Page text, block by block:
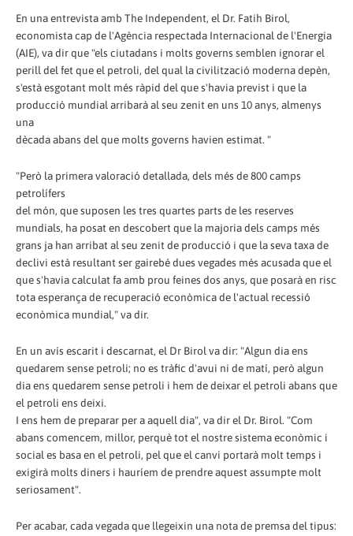
En una entrevista amb The Independent, el Dr. Fatih Birol,
economista cap de l'Agència respectada Internacional de l'Energia
(AIE), va dir que "els ciutadans i molts governs semblen ignorar el
perill del fet que el petroli, del qual la civilització moderna depèn,
s'està esgotant molt més ràpid del que s'havia previst i que la
producció mundial arribarà al seu zenit en uns 10 anys, almenys
una
dècada abans del que molts governs havien estimat. "
"Però la primera valoració detallada, dels més de 800 camps
petrolífers
del món, que suposen les tres quartes parts de les reserves
mundials, ha posat en descobert que la majoria dels camps més
grans ja han arribat al seu zenit de producció i que la seva taxa de
declivi està resultant ser gairebé dues vegades més acusada que el
que s'havia calculat fa amb prou feines dos anys, que posarà en risc
tota esperança de recuperació econòmica de l'actual recessió
econòmica mundial," va dir.
En un avís escarit i descarnat, el Dr Birol va dir: "Algun dia ens
quedarem sense petroli; no es tràfic d'avui ni de matí, però algun
dia ens quedarem sense petroli i hem de deixar el petroli abans que
el petroli ens deixi.
I ens hem de preparar per a aquell dia", va dir el Dr. Birol. "Com
abans comencem, millor, perquè tot el nostre sistema econòmic i
social es basa en el petroli, pel que el canvi portarà molt temps i
exigirà molts diners i hauríem de prendre aquest assumpte molt
seriosament".
Per acabar, cada vegada que llegeixin una nota de premsa del tipus: